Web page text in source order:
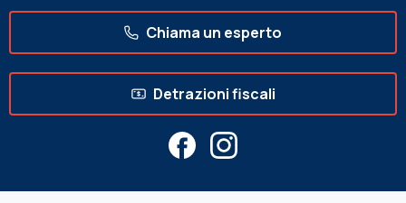
Chiama un esperto
Detrazioni fiscali